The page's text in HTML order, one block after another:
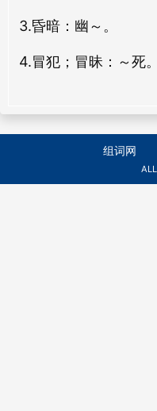
3.昏暗 ：幽～。
4.冒犯；冒昧 ：～死。
组词网